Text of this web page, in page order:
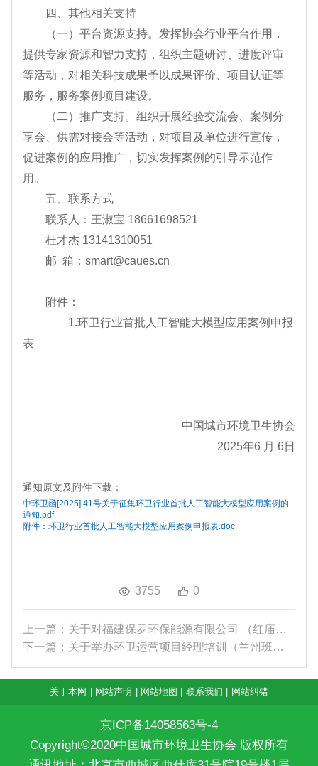
四、其他相关支持
（一）平台资源支持。发挥协会行业平台作用，
提供专家资源和智力支持，组织主题研讨、进度评审
等活动，对相关科技成果予以成果评价、项目认证等
服务，服务案例项目建设。
（二）推广支持。组织开展经验交流会、案例分
享会、供需对接会等活动，对项目及单位进行宣传，
促进案例的应用推广，切实发挥案例的引导示范作
用。
五、联系方式
联系人：王淑宝 18661698521
杜才杰 13141310051
邮 箱：smart@caues.cn
附件：
1.环卫行业首批人工智能大模型应用案例申报
表
中国城市环境卫生协会
2025年6 月 6日
通知原文及附件下载：
中环卫函[2025] 41号关于征集环卫行业首批人工智能大模型应用案例的
通知.pdf
附件：环卫行业首批人工智能大模型应用案例申报表.doc
3755 0
上一篇：关于对福建保罗环保能源有限公司 （红庙岭...
下一篇：关于举办环卫运营项目经理培训（兰州班）的...
关于本网 | 网站声明 | 网站地图 | 联系我们 | 网站纠错
京ICP备14058563号-4
Copyright©2020中国城市环境卫生协会 版权所有